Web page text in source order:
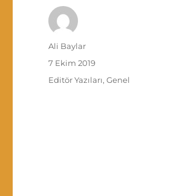
Yazar
Ali Baylar
Yayın
tarihi
7 Ekim 2019
Kategoriler
Editör Yazıları,Genel